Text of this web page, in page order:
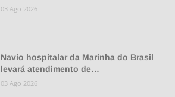
03 Ago 2026
Navio hospitalar da Marinha do Brasil
levará atendimento de…
03 Ago 2026